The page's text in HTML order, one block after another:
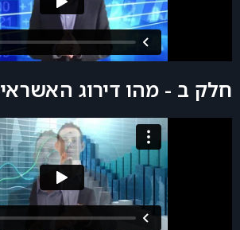
חלק ב - מהו דירוג האשראי